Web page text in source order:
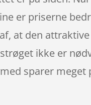
er priserne
at den attraktive
ikke er
sparer meget